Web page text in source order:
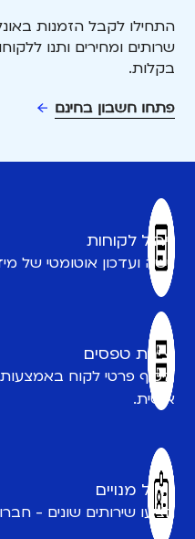
התחילו לקבל הזמנות
שרותים ומחירים ותנו
בקלות.
פתחו חשבון בחינם
ניהול לקוחות
גישה ועדכון אוטומטי של
יצירת טפסים
איסוף פרטי לקוח
אישית.
ניהול מנויים
הציעו שירותים שונים -